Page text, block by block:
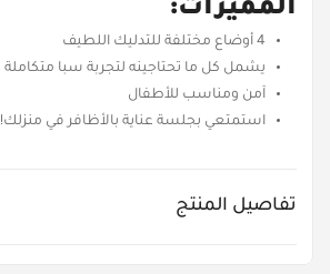
المميزات:
4 أوضاع مختلفة للتدليك اللطيف
يشمل كل ما تحتاجينه لتجربة سبا متكاملة
آمن ومناسب للأطفال
استمتعي بجلسة عناية بالأظافر في منزلك!
تفاصيل المنتج